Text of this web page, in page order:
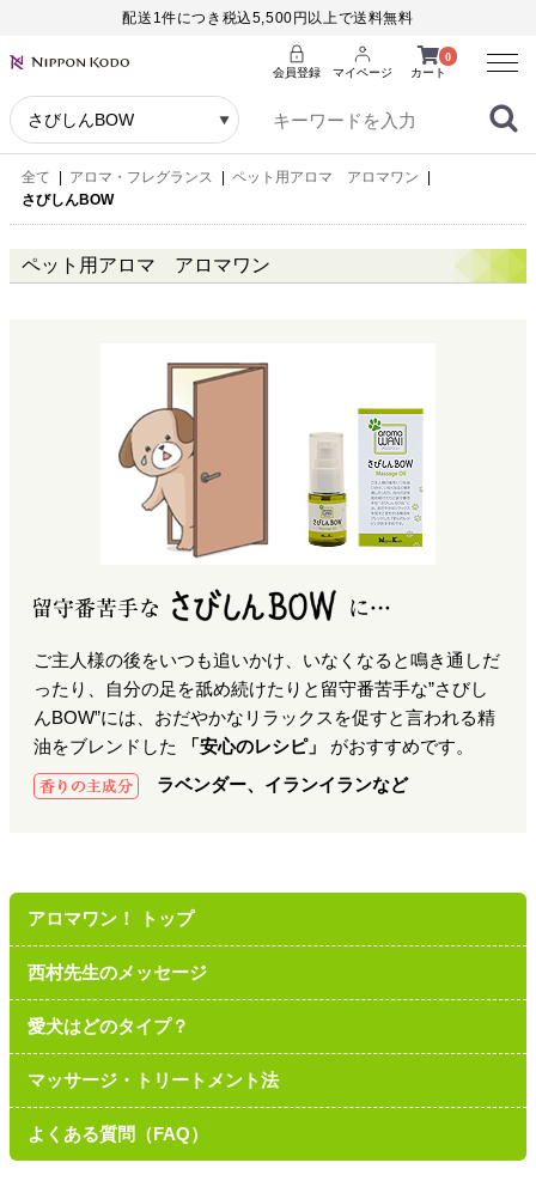
配送1件につき税込5,500円以上で送料無料
0
カート
会員登録 マイページ
Menu
全て アロマ・フレグランス ペット用アロマ アロマワン
さびしんBOW
ペット用アロマ アロマワン
ご主人様の後をいつも追いかけ、いなくなると鳴き通しだ
ったり、自分の足を舐め続けたりと留守番苦手な”さびし
んBOW”には、おだやかなリラックスを促すと言われる精
油をブレンドした
「安心のレシピ」
がおすすめです。
ラベンダー、イランイランなど
アロマワン！ トップ
西村先生のメッセージ
愛犬はどのタイプ？
マッサージ・トリートメント法
よくある質問（FAQ）